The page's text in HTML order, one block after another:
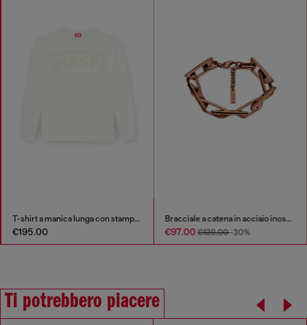
T-shirt a manica lunga con stampe e patch
€195.00
Bracciale a catena in acciaio inossidabile
€97.00€139.00-30%
Ti potrebbero piacere